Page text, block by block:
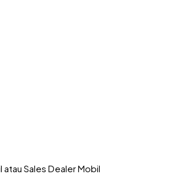
atau Sales Dealer Mobil